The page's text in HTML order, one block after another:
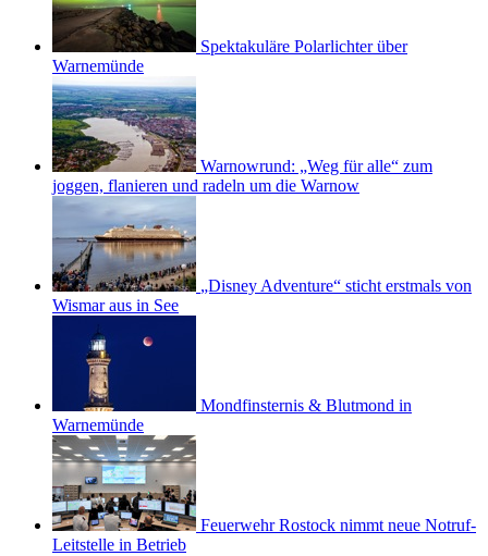
Spektakuläre Polarlichter über
Warnemünde
Warnowrund: „Weg für alle“ zum
joggen, flanieren und radeln um die Warnow
„Disney Adventure“ sticht erstmals von
Wismar aus in See
Mondfinsternis & Blutmond in
Warnemünde
Feuerwehr Rostock nimmt neue Notruf-
Leitstelle in Betrieb